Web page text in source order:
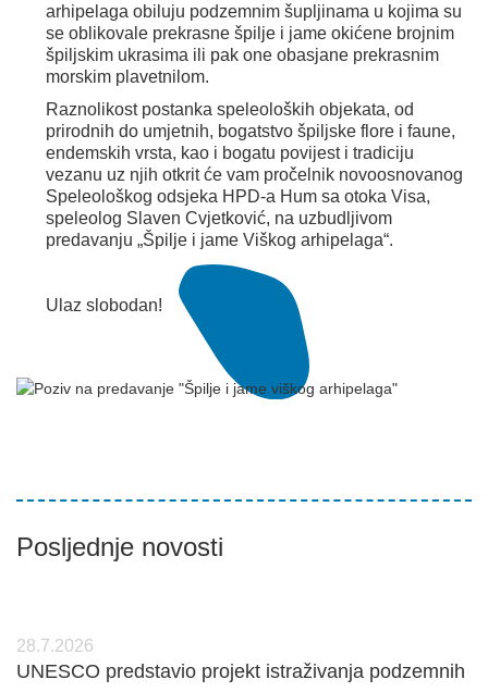
arhipelaga obiluju podzemnim šupljinama u kojima su
se oblikovale prekrasne špilje i jame okićene brojnim
špiljskim ukrasima ili pak one obasjane prekrasnim
morskim plavetnilom.
Raznolikost postanka speleoloških objekata, od
prirodnih do umjetnih, bogatstvo špiljske flore i faune,
endemskih vrsta, kao i bogatu povijest i tradiciju
vezanu uz njih otkrit će vam pročelnik novoosnovanog
Speleološkog odsjeka HPD-a Hum sa otoka Visa,
speleolog Slaven Cvjetković, na uzbudljivom
predavanju „Špilje i jame Viškog arhipelaga“.
Ulaz slobodan!
Posljednje novosti
28.7.2026
UNESCO predstavio projekt istraživanja podzemnih